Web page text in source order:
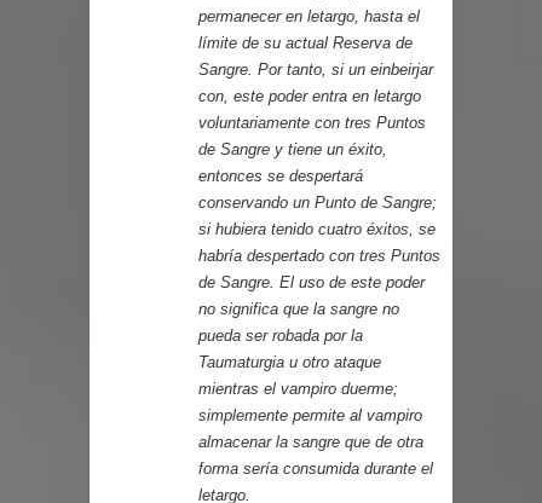
permanecer en letargo, hasta el
límite de su actual Reserva de
Sangre. Por tanto, si un einbeirjar
con, este poder entra en letargo
voluntariamente con tres Puntos
de Sangre y tiene un éxito,
entonces se despertará
conservando un Punto de Sangre;
si hubiera tenido cuatro éxitos, se
habría despertado con tres Puntos
de Sangre. El uso de este poder
no significa que la sangre no
pueda ser robada por la
Taumaturgia u otro ataque
mientras el vampiro duerme;
simplemente permite al vampiro
almacenar la sangre que de otra
forma sería consumida durante el
letargo.